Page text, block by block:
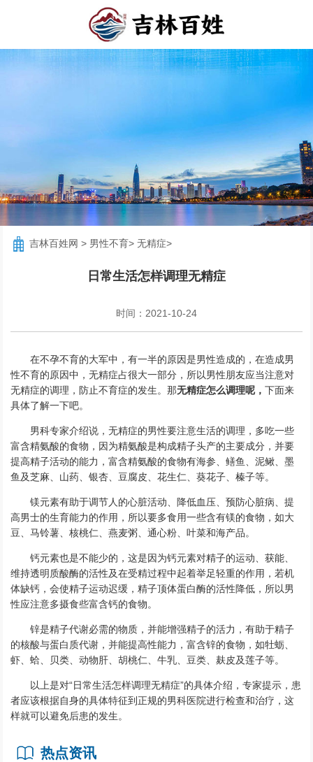
吉林百姓网 > 男性不育>无精症>
日常生活怎样调理无精症
时间：2021-10-24
在不孕不育的大军中，有一半的原因是男性造成的，在造成男
性不育的原因中，无精症占很大一部分，所以男性朋友应当注意对
无精症的调理，防止不育症的发生。那无精症怎么调理呢，下面来
具体了解一下吧。
男科专家介绍说，无精症的男性要注意生活的调理，多吃一些
富含精氨酸的食物，因为精氨酸是构成精子头产的主要成分，并要
提高精子活动的能力，富含精氨酸的食物有海参、鳝鱼、泥鳅、墨
鱼及芝麻、山药、银杏、豆腐皮、花生仁、葵花子、榛子等。
镁元素有助于调节人的心脏活动、降低血压、预防心脏病、提
高男士的生育能力的作用，所以要多食用一些含有镁的食物，如大
豆、马铃薯、核桃仁、燕麦粥、通心粉、叶菜和海产品。
钙元素也是不能少的，这是因为钙元素对精子的运动、获能、
维持透明质酸酶的活性及在受精过程中起着举足轻重的作用，若机
体缺钙，会使精子运动迟缓，精子顶体蛋白酶的活性降低，所以男
性应注意多摄食些富含钙的食物。
锌是精子代谢必需的物质，并能增强精子的活力，有助于精子
的核酸与蛋白质代谢，并能提高性能力，富含锌的食物，如牡蛎、
虾、蛤、贝类、动物肝、胡桃仁、牛乳、豆类、麸皮及莲子等。
以上是对“日常生活怎样调理无精症”的具体介绍，专家提示，患
者应该根据自身的具体特征到正规的男科医院进行检查和治疗，这
样就可以避免后患的发生。
热点资讯